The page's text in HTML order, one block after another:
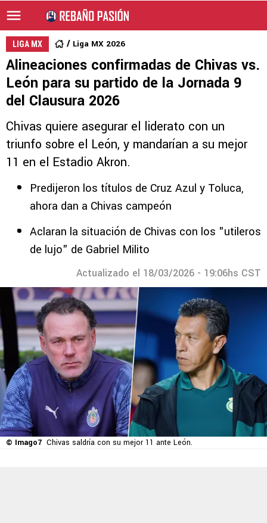
LIGA MX Liga MX 2026
Alineaciones confirmadas de Chivas vs.
León para su partido de la Jornada 9
del Clausura 2026
Chivas quiere asegurar el liderato con un
triunfo sobre el León, y mandarían a su mejor
11 en el Estadio Akron.
Predijeron los títulos de Cruz Azul y Toluca,
ahora dan a Chivas campeón
Aclaran la situación de Chivas con los "utileros
de lujo" de Gabriel Milito
Actualizado el 18/03/2026 - 19:06hs CST
© Imago7 Chivas saldría con su mejor 11 ante León.